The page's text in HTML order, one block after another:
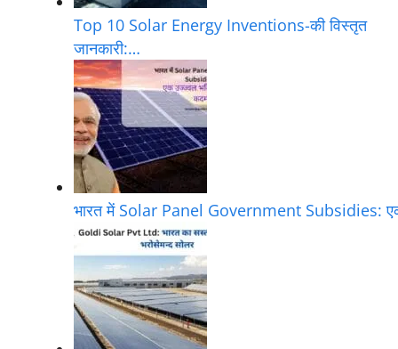
Top 10 Solar Energy Inventions-की विस्तृत
जानकारी:…
भारत में Solar Panel Government Subsidies: